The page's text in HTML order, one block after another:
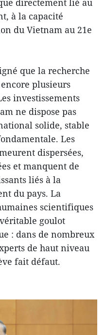
à la capacité
du Vietnam au 21e
que la recherche
plusieurs
investissements
ne dispose pas
solide, stable
Les
dispersées,
et manquent de
liés à la
du pays. La
scientifiques
goulot
: dans de nombreux
de haut niveau
fait défaut.